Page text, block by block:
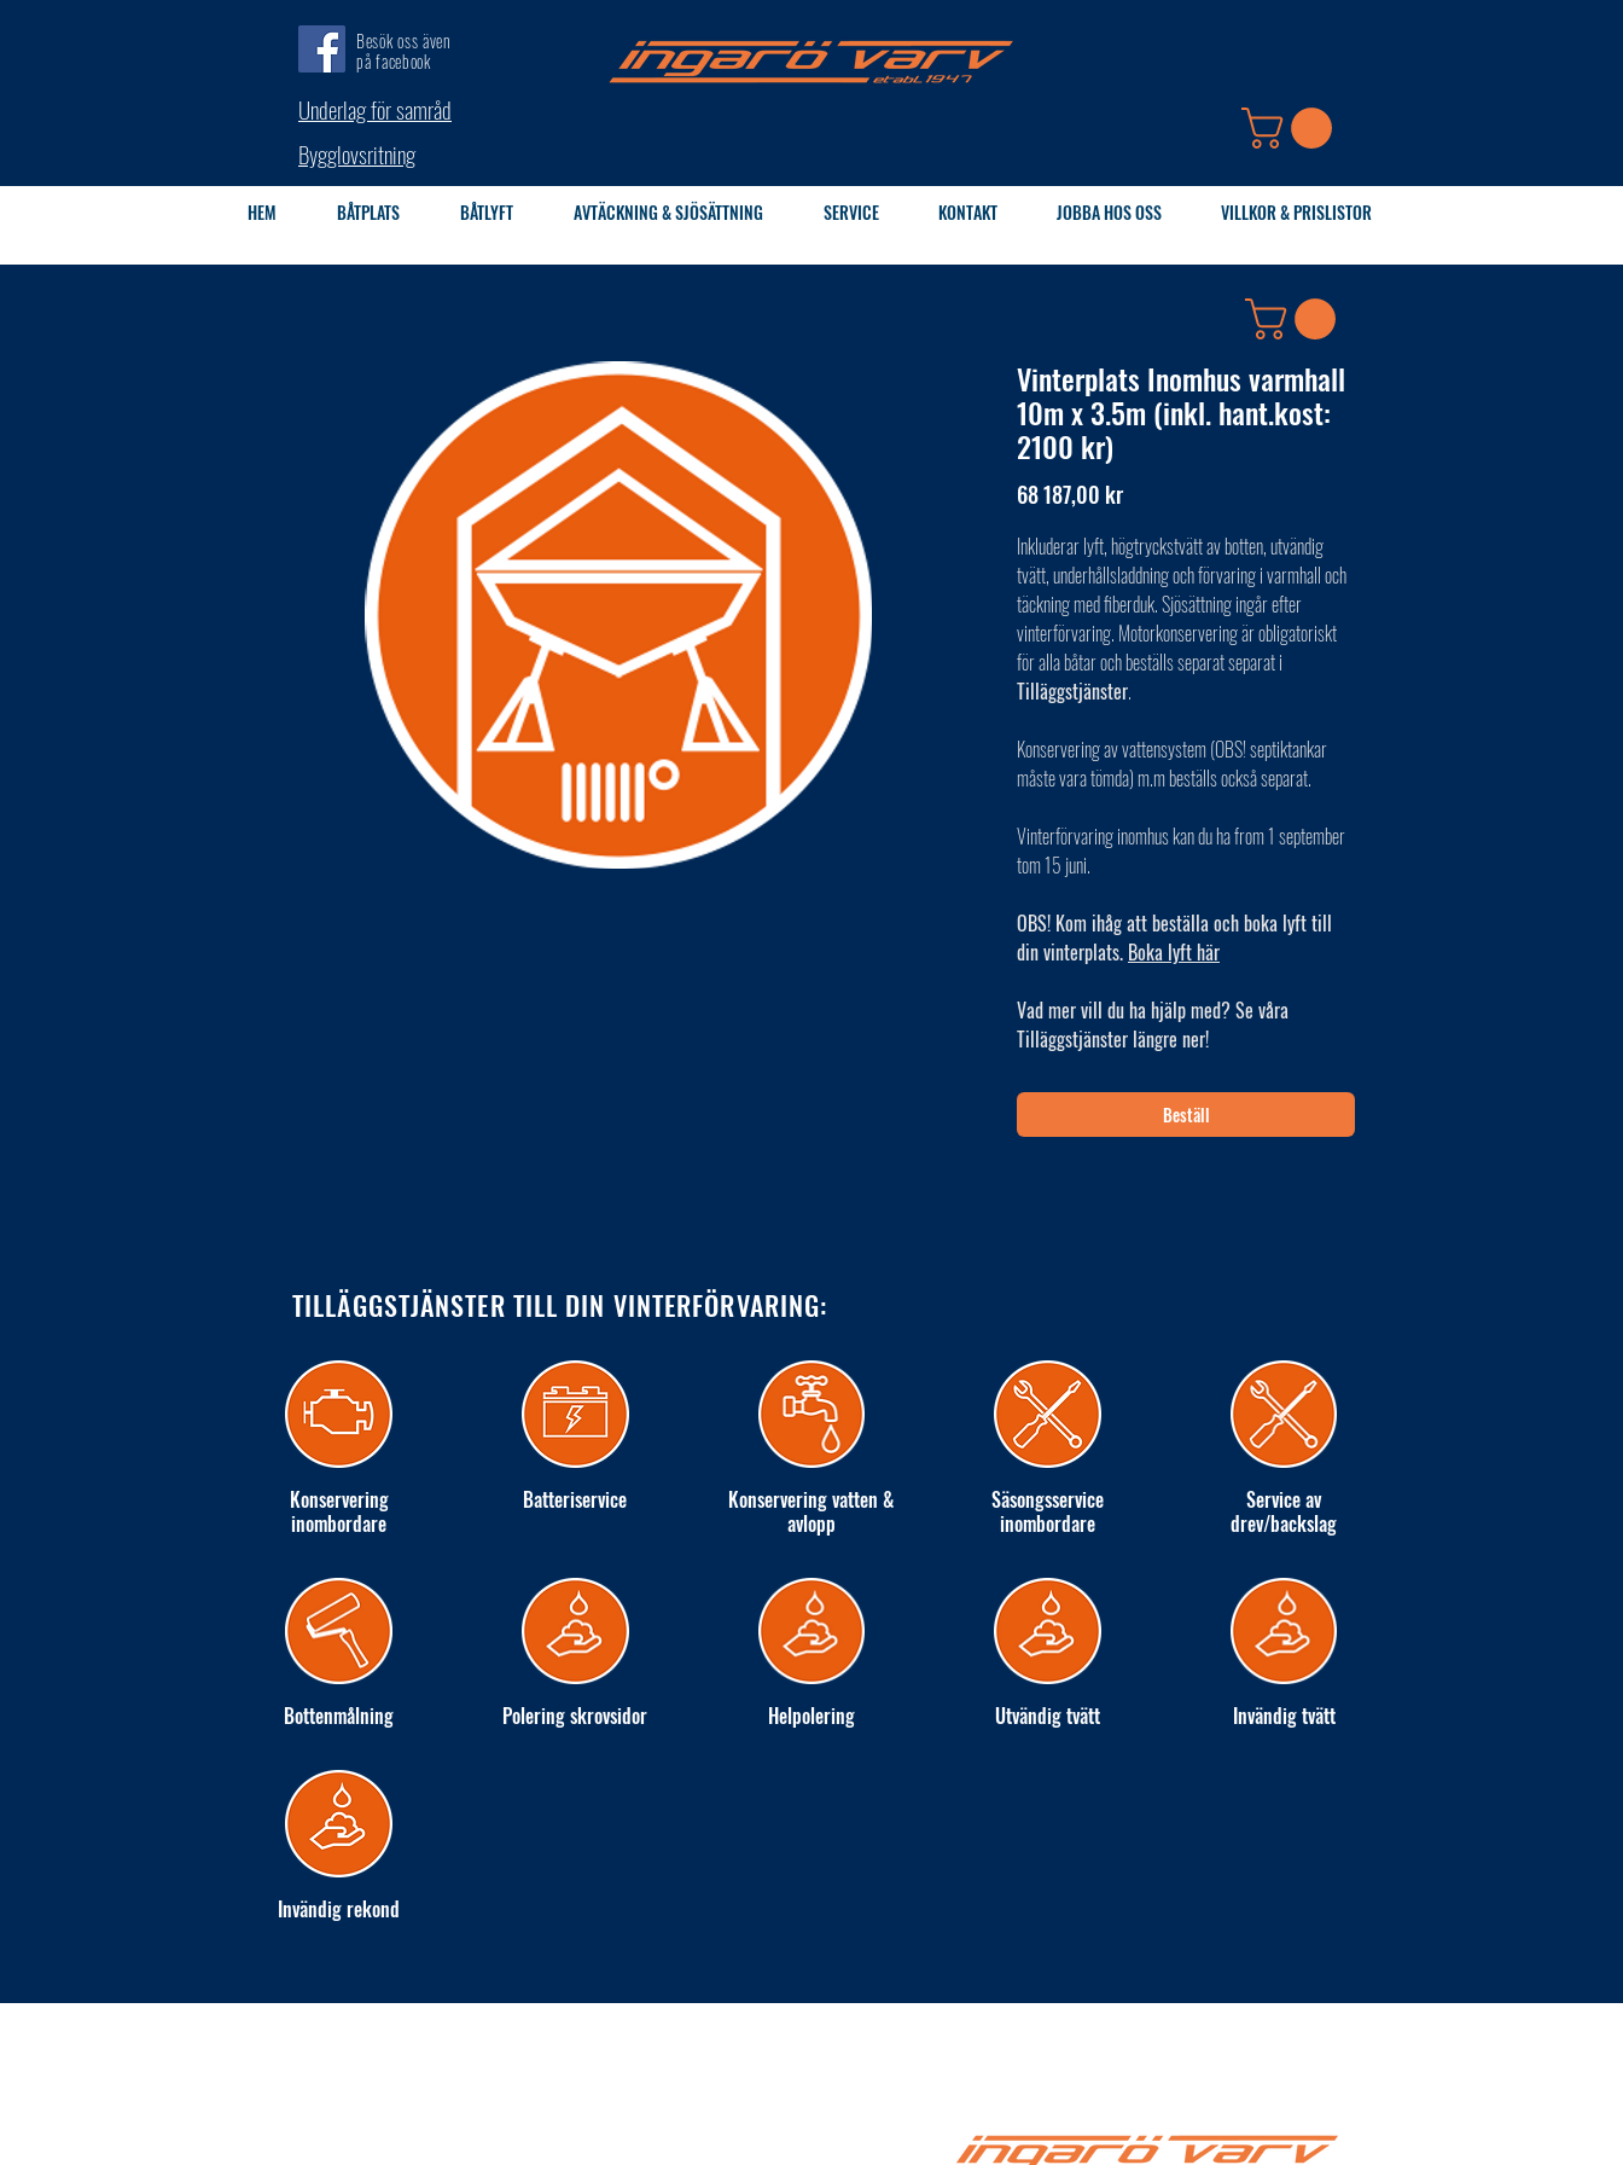
Besök oss även
på facebook
Underlag för samråd
Bygglovsritning
HEM BÅTPLATS BÅTLYFT AVTÄCKNING & SJÖSÄTTNING SERVICE KONTAKT JOBBA HOS OSS VILLKOR & PRISLISTOR
TILLÄGGSTJÄNSTER TILL DIN VINTERFÖRVARING:
Konservering
inombordare
Batteriservice
Konservering vatten &
avlopp
Säsongsservice
inombordare
Service av
drev/backslag
Bottenmålning Polering skrovsidor Helpolering Utvändig tvätt Invändig tvätt
Invändig rekond
Vinterplats Inomhus varmhall
10m x 3.5m (inkl. hant.kost:
2100 kr)
68 187,00 krPris
Inkluderar lyft, högtryckstvätt av botten, utvändig
tvätt, underhållsladdning och förvaring i varmhall och
täckning med fiberduk. Sjösättning ingår efter
vinterförvaring. Motorkonservering är obligatoriskt
för alla båtar och beställs separat separat i
Tilläggstjänster.
Konservering av vattensystem (OBS! septiktankar
måste vara tömda) m.m beställs också separat.
Vinterförvaring inomhus kan du ha from 1 september
tom 15 juni.
OBS! Kom ihåg att beställa och boka lyft till
din vinterplats. Boka lyft här
Vad mer vill du ha hjälp med? Se våra
Tilläggstjänster längre ner!
Beställ